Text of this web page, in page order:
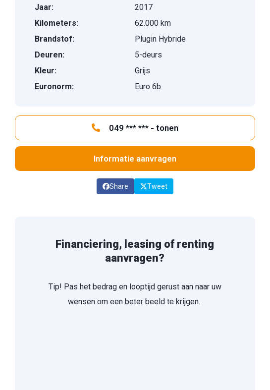
Jaar:
2017
Kilometers:
62.000 km
Brandstof:
Plugin Hybride
Deuren:
5-deurs
Kleur:
Grijs
Euronorm:
Euro 6b
049 *** *** - tonen
Informatie aanvragen
Share Tweet
Financiering, leasing of renting
aanvragen?
Tip! Pas het bedrag en looptijd gerust aan naar uw
wensen om een beter beeld te krijgen.